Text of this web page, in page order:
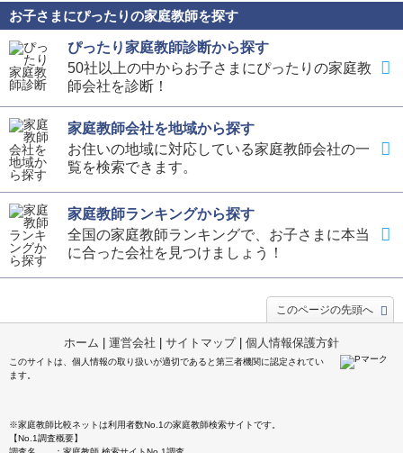
お子さまにぴったりの家庭教師を探す
ぴったり家庭教師診断から探す
50社以上の中からお子さまにぴったりの家庭教
師会社を診断！
家庭教師会社を地域から探す
お住いの地域に対応している家庭教師会社の一
覧を検索できます。
家庭教師ランキングから探す
全国の家庭教師ランキングで、お子さまに本当
に合った会社を見つけましょう！
このページの先頭へ
ホーム 運営会社 サイトマップ| 個人情報保護方針
このサイトは、個人情報の取り扱いが適切であると第三者機関に認定されてい
ます。
※家庭教師比較ネットは利用者数No.1の家庭教師検索サイトです。
【No.1調査概要】